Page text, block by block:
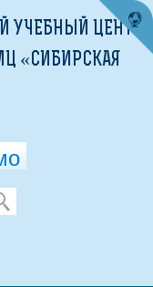
УЧЕБНЫЙ ЦЕНТР
«СИБИРСКАЯ